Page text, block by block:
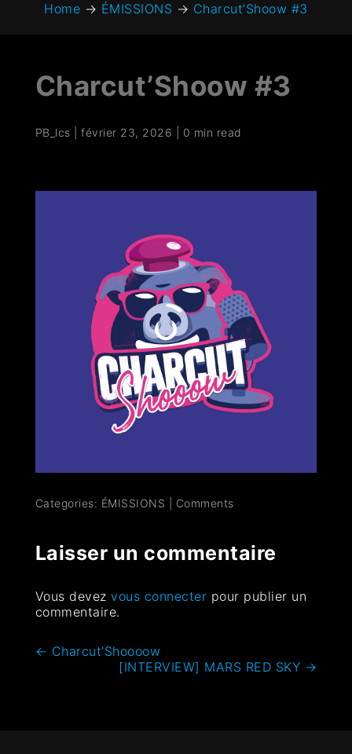
Home → ÉMISSIONS → Charcut’Shoow #3
Charcut’Shoow #3
PB_lcs |février 23, 2026 0 min read
Categories: ÉMISSIONS Comments
Laisser un commentaire
Vous devezvous connecter pour publier un
commentaire.
← Charcut’Shoooow
[INTERVIEW] MARS RED SKY →